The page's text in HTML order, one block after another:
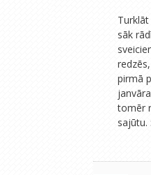
sāk
pirmā
tomēr
sajūtu.